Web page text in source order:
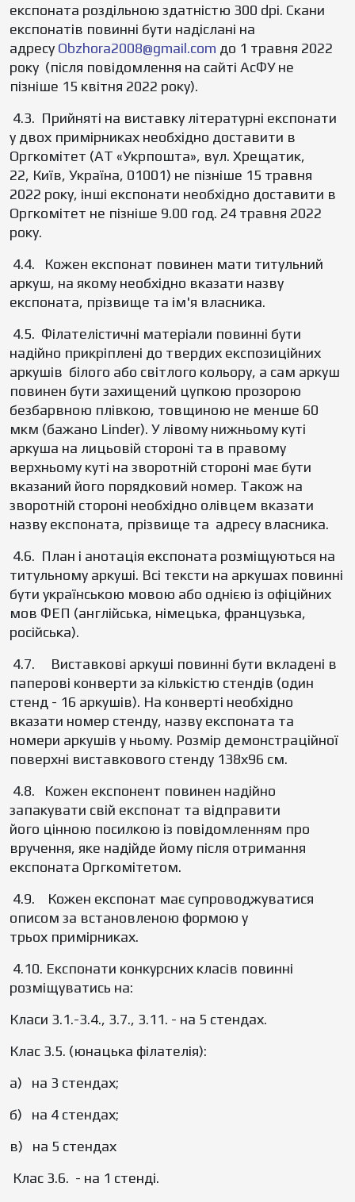
експоната роздільною здатністю 300 dpi. Скани
експонатів повинні бути надіслані на
адресу Obzhora2008@gmail.com до 1 травня 2022
року (після повідомлення на сайті АсФУ не
пізніше 15 квітня 2022 року).
4.3. Прийняті на виставку літературні експонати
у двох примірниках необхідно доставити в
Оргкомітет (АТ «Укрпошта», вул. Хрещатик,
22, Київ, Україна, 01001) не пізніше 15 травня
2022 року, iнші експонати необхідно доставити в
Оргкомітет не пізніше 9.00 год. 24 травня 2022
року.
4.4. Кожен експонат повинен мати титульний
аркуш, на якому необхідно вказати назву
експоната, прізвище та ім'я власника.
4.5. Філателістичні матеріали повинні бути
надійно прикріплені до твердих експозиційних
аркушів білого або світлого кольору, а сам аркуш
повинен бути захищений цупкою прозорою
безбарвною плівкою, товщиною не менше 60
мкм (бажано Linder). У лівому нижньому куті
аркуша на лицьовій стороні та в правому
верхньому куті на зворотній стороні має бути
вказаний його порядковий номер. Також на
зворотній стороні необхідно олівцем вказати
назву експоната, прізвище та адресу власника.
4.6. План і анотація експоната розміщуються на
титульному аркуші. Всі тексти на аркушах повинні
бути українською мовою або однією із офіційних
мов ФЕП (англійська, німецька, французька,
російська).
4.7. Виставкові аркуші повинні бути вкладені в
паперові конверти за кількістю стендів (один
стенд - 16 аркушів). На конверті необхідно
вказати номер стенду, назву експоната та
номери аркушів у ньому. Розмір демонстраційної
поверхні виставкового стенду 138х96 см.
4.8. Кожен експонент повинен надійно
запакувати свій експонат та відправити
його цінною посилкою із повідомленням про
вручення, яке надійде йому після отримання
експоната Оргкомітетом.
4.9. Кожен експонат має супроводжуватися
описом за встановленою формою у
трьох примірниках.
4.10. Експонати конкурсних класів повинні
розміщуватись на:
Класи 3.1.-3.4., 3.7., 3.11. - на 5 стендах.
Клас 3.5. (юнацька філателія):
а) на 3 стендах;
б) на 4 стендах;
в) на 5 стендах
Клас 3.6. - на 1 стенді.